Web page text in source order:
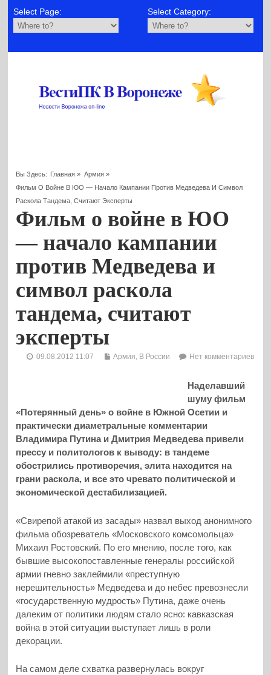
Select Page: Select Category:
Вы Здесь: Главная » Армия»
Фильм О Войне В ЮО — Начало Кампании Против Медведева И Символ
Раскола Тандема, Считают Эксперты
Фильм о войне в ЮО
— начало кампании
против Медведева и
символ раскола
тандема, считают
эксперты
09.08.2012 11:07 Армия В России Нет комментариев
Наделавший
шуму фильм
«Потерянный день» о войне в Южной Осетии и
практически диаметральные комментарии
Владимира Путина и Дмитрия Медведева привели
прессу и политологов к выводу: в тандеме
обострились противоречия, элита находится на
грани раскола, и все это чревато политической и
экономической дестабилизацией.
«Свирепой атакой из засады» назвал выход анонимного
фильма обозреватель «Московского комсомольца»
Михаил Ростовский. По его мнению, после того, как
бывшие высокопоставленные генералы российской
армии гневно заклеймили «преступную
нерешительность» Медведева и до небес превознесли
«государственную мудрость» Путина, даже очень
далеким от политики людям стало ясно: кавказская
война в этой ситуации выступает лишь в роли
декорации.
На самом деле схватка развернулась вокруг